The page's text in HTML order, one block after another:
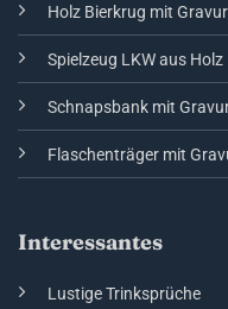
Holz Bierkrug mit Gravur
Spielzeug LKW aus Holz
Schnapsbank mit
Flaschenträger mit
Interessantes
Lustige Trinksprüche